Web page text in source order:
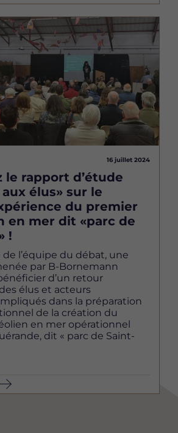
16 juillet 2024
le rapport d’étude
élus» sur le
du premier
en mer dit «parc de
!
l’équipe du débat, une
par B-Bornemann
d’un retour
élus et acteurs
dans la préparation
de la création du
en mer opérationnel
dit « parc de Saint-